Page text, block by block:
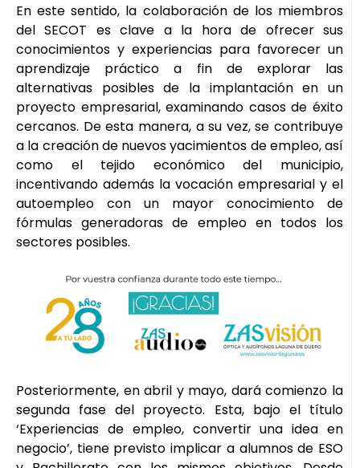
En este sentido, la colaboración de los miembros
del SECOT es clave a la hora de ofrecer sus
conocimientos y experiencias para favorecer un
aprendizaje práctico a fin de explorar las
alternativas posibles de la implantación en un
proyecto empresarial, examinando casos de éxito
cercanos. De esta manera, a su vez, se contribuye
a la creación de nuevos yacimientos de empleo, así
como el tejido económico del municipio,
incentivando además la vocación empresarial y el
autoempleo con un mayor conocimiento de
fórmulas generadoras de empleo en todos los
sectores posibles.
Posteriormente, en abril y mayo, dará comienzo la
segunda fase del proyecto. Esta, bajo el título
‘Experiencias de empleo, convertir una idea en
negocio’, tiene previsto implicar a alumnos de ESO